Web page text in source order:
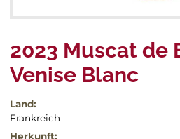
2023 Muscat de
Venise Blanc
Land:
Frankreich
Herkunft: